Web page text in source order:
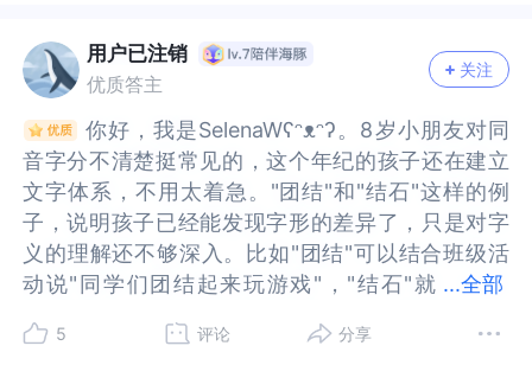
孩子去专业机构做检查，然后进行针对性的治疗和
训练。如果暂时不考虑去医院的话，可以尝试先自
过训练中孩子的表现，进一步判断是否有必要去做
检查。就拿“团结”和“结石”的“结”字来举例，您可以
通过生活场景来帮助孩子理解。比如在吃饭的时
候，大家围坐在一起，你就说“咱们一家人坐在一起
吃饭，这就是一种团结，团结就是大家在一起，互
相帮助”。然后再找个关于结石的小科普视频，和孩
子一起看，解释“结石呢，是身体里一些东西聚在一
孩子去专业机构做检查，然后进行针对性的治疗和
训练。如果暂时不考虑去医院的话，可以尝试先自
过训练中孩子的表现，进一步判断是否有必要去做
检查。就拿“团结”和“结石”的“结”字来举例，您可以
通过生活场景来帮助孩子理解。比如在吃饭的时
候，大家围坐在一起，你就说“咱们一家人坐在一起
吃饭，这就是一种团结，团结就是大家在一起，互
相帮助”。然后再找个关于结石的小科普视频，和孩
子一起看，解释“结石呢，是身体里一些东西聚在一
和对情绪的调节能力。调节自己的焦虑。不知道您
在和孩子的沟通过程中是否表现的过于担心和焦虑
工作。看到您焦虑背后是否有您没有意识到的情感
需求，比如您小时候学习如何，有没有未完成的期
待，希望您的孩子可以完成等。我明白，同样作为
妈妈，当孩子在成长过程中遇到困难和问题，妈妈
是第一个焦虑和不安的人，担心孩子不能在竞争中
胜出，担心孩子的前途，但我们一定要做一个智慧
的妈妈，我们要想想，现在我的焦虑能不能帮助到
调节能力。调节自己的焦虑。不知道您在和孩子的
沟通过程中是否表现的过于担心和焦虑呢，如果有
您焦虑背后是否有您没有意识到的情感需求，比如
您小时候学习如何，有没有未完成的期待，希望您
的孩子可以完成等。我明白，同样作为妈妈，当孩
子在成长过程中遇到困难和问题，妈妈是第一个焦
虑和不安的人，担心孩子不能在竞争中胜出，担心
孩子的前途，但我们一定要做一个智慧的妈妈，我
们要想想，现在我的焦虑能不能帮助到我的孩子，
一些书。我们想一想，八岁的孩子要是很快能理解
文字的原因是什么呢？一种情况就是阅读量比较
大，还有经常和父母沟通的时候会得到帮助和引
导。这个阶段的孩子故事和游戏也许是不错的选
择，和我们成年人理解还是有些区别。同时主要也
激发了我们作为父母的焦虑，担心孩子“落伍”，这
些情绪都可以理解，但是作为成年人，还是有很多
方法去改变。例如当孩子对文字懵懵懂懂的时候，
可以举一反三，请教孩子，让孩子自己来参与游戏
里的老师教父母。其二是邀请孩子做游戏，如果他
是老师，会用什么方法教小朋友呢？这个阶段的孩
书。我们想一想，八岁的孩子要是很快能理解文字
的原因是什么呢？一种情况就是阅读量比较大，还
有经常和父母沟通的时候会得到帮助和引导。这个
阶段的孩子故事和游戏也许是不错的选择，和我们
成年人理解还是有些区别。同时主要也激发了我们
作为父母的焦虑，担心孩子“落伍”，这些情绪都可
以理解，但是作为成年人，还是有很多方法去改
变。例如当孩子对文字懵懵懂懂的时候，可以举一
反三，请教孩子，让孩子自己来参与游戏里的老师
教父母。其二是邀请孩子做游戏，如果他是老师，
会用什么方法教小朋友呢？这个阶段的孩子更喜欢
用户已注销
优质答主
关注
...全部
你好，我是SelenaWʕᵔᴥᵔʔ。8岁小朋友对同
音字分不清楚挺常见的，这个年纪的孩子还在建立
文字体系，不用太着急。"团结"和"结石"这样的例
子，说明孩子已经能发现字形的差异了，只是对字
义的理解还不够深入。比如"团结"可以结合班级活
动说"同学们团结起来玩游戏"，"结石"就
放进生活场景里。在卡片一面写"结"字，另一面分
音字分不清楚挺常见的，这个年纪的孩子还在建立
文字体系，不用太着急。"团结"和"结石"这样的例
子，说明孩子已经能发现字形的差异了，只是对字
义的理解还不够深入。比如"团结"可以结合班级活
动说"同学们团结起来玩游戏"，"结石"就说"医院里
景里。在卡片一面写"结"字，另一面分别画"大家手
5 评论 分享